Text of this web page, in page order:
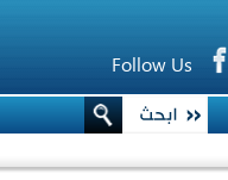
Follow Us